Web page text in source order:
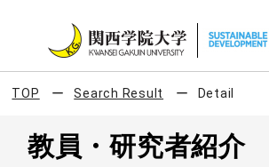
TOP Search Result Detail
教員・研究者紹介